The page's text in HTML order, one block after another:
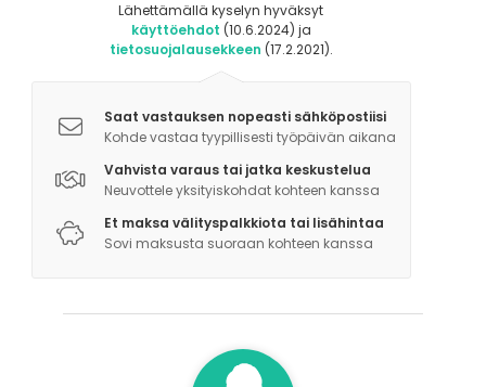
Lähettämällä kyselyn hyväksyt
käyttöehdot (10.6.2024) ja
tietosuojalausekkeen (17.2.2021).
Saat vastauksen nopeasti sähköpostiisi
Kohde vastaa tyypillisesti työpäivän aikana
Vahvista varaus tai jatka keskustelua
Neuvottele yksityiskohdat kohteen kanssa
Et maksa välityspalkkiota tai lisähintaa
Sovi maksusta suoraan kohteen kanssa